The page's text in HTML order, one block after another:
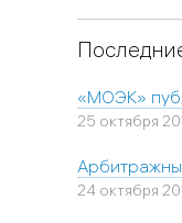
«МОЭК»
25 октября
24 октября